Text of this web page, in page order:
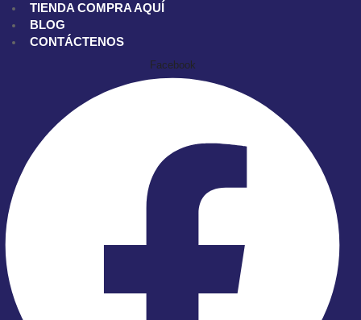
TIENDA COMPRA AQUÍ
BLOG
CONTÁCTENOS
Facebook